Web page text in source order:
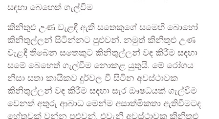
සඳහා බෙහෙත් ගැල්වීම
කිනිතුළු උණ වැළඳී ඇති සතෙකුගේ සමෙහි බොහෝ
කිනිතුල්ලන් සිටින්නට පුළුවන්. නමුත් කිනිතුළු උණ
වැළඳී තිබෙන සතෙකුට කිනිතුල්ලන් වඳ කිරීම සඳහා
සමේ බෙහෙත් ගැල්වීම නොකළ යුතුයි. මේ රෝගය
නිසා සතා කායිකව දුර්වල වී සිටින අවස්ථාවක
කිනිතුල්ලන් වඳ කිරීම සඳහා සැර ඖෂධයක් ගැල්වීම
වෙනත් අතුරු ආබාධ මෙන්ම අසාත්මිකතා ඇතිවීමටද
හේතුවක් වන්න පුළුවන්. එවැනි අවස්ථාවක කිනිතුළු